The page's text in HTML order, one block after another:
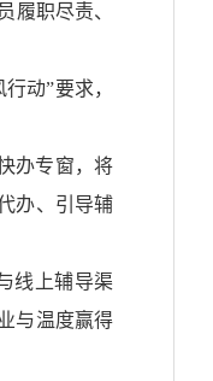
履职尽责、
动”要求，
办专窗，将
办、引导辅
线上辅导渠
与温度赢得